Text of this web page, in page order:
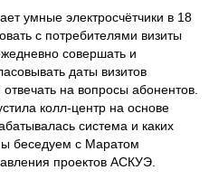
умные электросчётчики в 18
с потребителями визиты
совершать и
даты визитов
на вопросы абонентов.
колл-центр на основе
система и каких
беседуем с Маратом
проектов АСКУЭ.